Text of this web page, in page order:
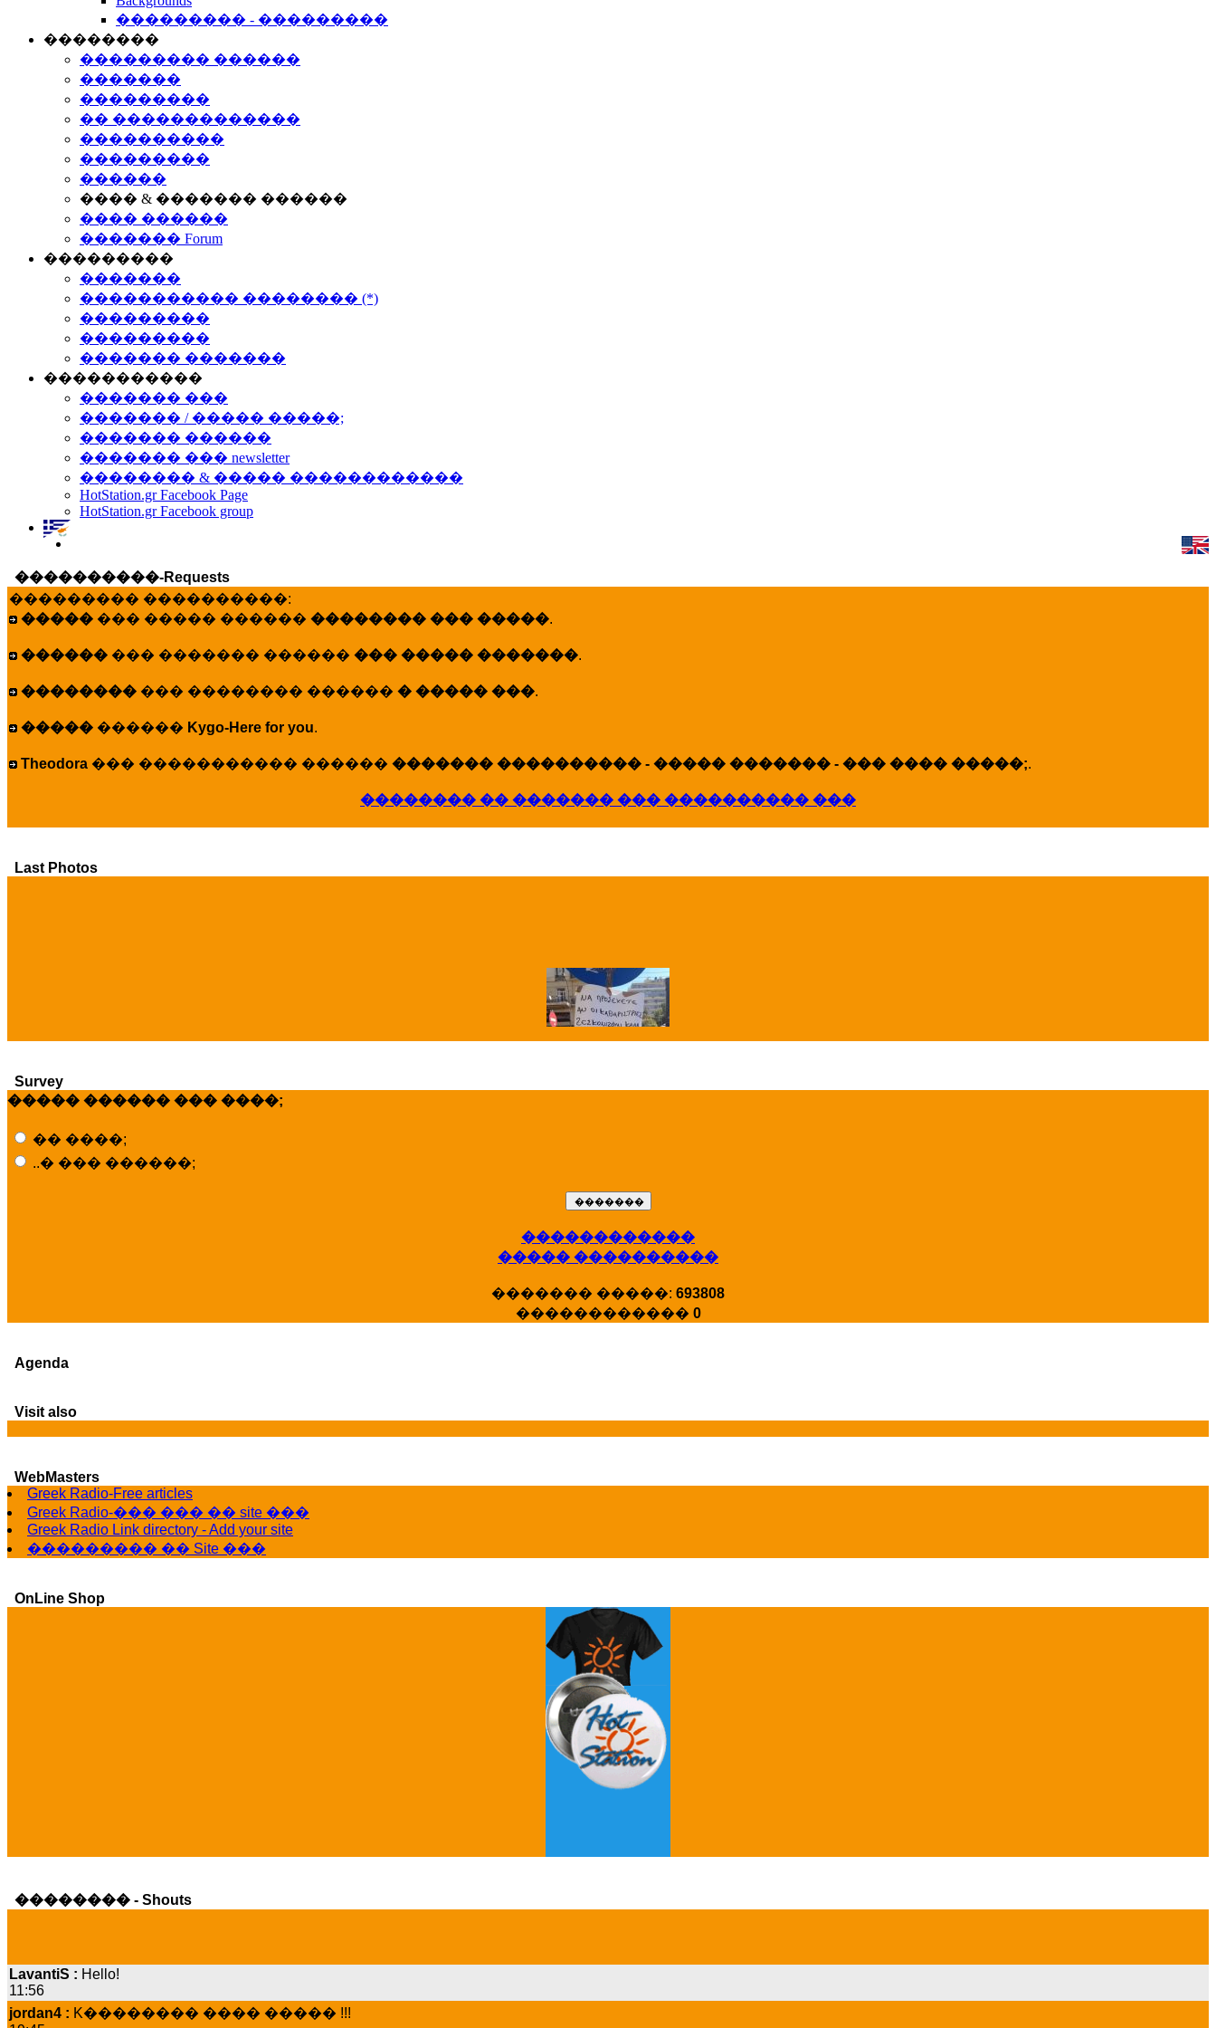
��������� - ���������
��������
��������� ������
�������
���������
�� �������������
����������
���������
������
���� & ������� ������
���� ������
������� Forum
���������
�������
����������� �������� (*)
���������
���������
������� �������
�����������
������� ���
������� / ����� �����;
������� ������
������� ��� newsletter
�������� & ����� ������������
HotStation.gr Facebook Page
HotStation.gr Facebook group
����������-Requests
��������� ����������:
����� ��� ����� ������ �������� ��� �����.
������ ��� ������� ������ ��� ����� �������.
�������� ��� �������� ������ � ����� ���.
����� ������ Kygo-Here for you.
Theodora ��� ����������� ������ ������� ���������� - ����� ������� - ��� ���� �����;.
�������� �� ������� ��� ���������� ���
Last Photos
X�����
�����
HotStat ...
Grey's Anatomy
Survey
����� ������ ��� ����;
�� ����;
..� ��� ������;
������������
����� ����������
������� �����: 693808
������������ 0
Agenda
Visit also
WebMasters
Greek Radio-Free articles
Greek Radio-��� ��� �� site ���
Greek Radio Link directory - Add your site
��������� �� Site ���
OnLine Shop
�������� - Shouts
11:56
jordan4 :K�������� ���� ����� !!!
19:45